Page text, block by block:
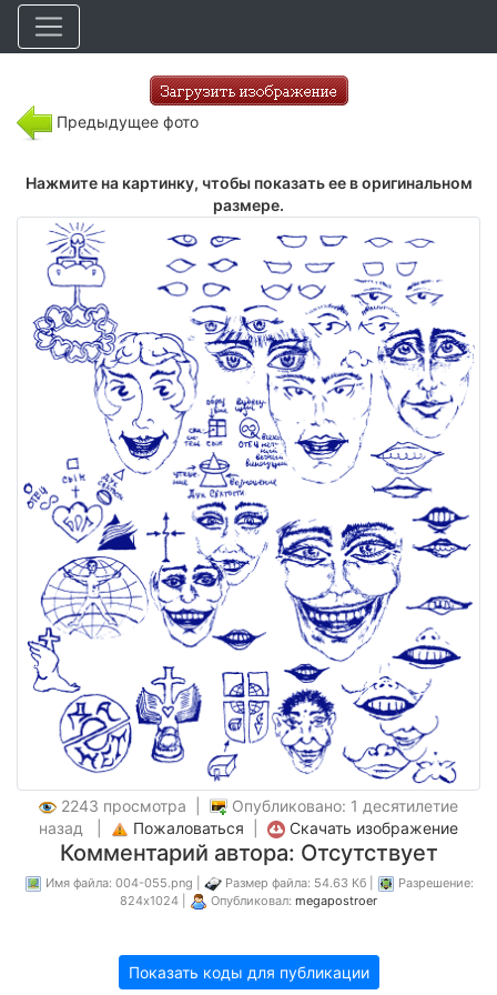
Предыдущее фото
Нажмите на картинку, чтобы показать ее в оригинальном
размере.
2243 просмотра |
Опубликовано: 1 десятилетие
назад |
Пожаловаться Скачать изображение
Комментарий автора: Отсутствует
Имя файла: 004-055.png | Размер файла: 54.63 Кб |
Разрешение:
824x1024 |
Опубликовал: megapostroer
Показать коды для публикации